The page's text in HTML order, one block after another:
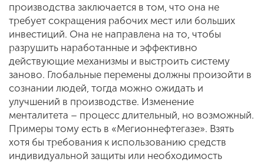
производства заключается в том, что она не
требует сокращения рабочих мест или больших
инвестиций. Она не направлена на то, чтобы
разрушить наработанные и эффективно
действующие механизмы и выстроить систему
заново. Глобальные перемены должны произойти в
сознании людей, тогда можно ожидать и
улучшений в производстве. Изменение
менталитета – процесс длительный, но возможный.
Примеры тому есть в «Мегионнефтегазе». Взять
хотя бы требования к использованию средств
индивидуальной защиты или необходимость